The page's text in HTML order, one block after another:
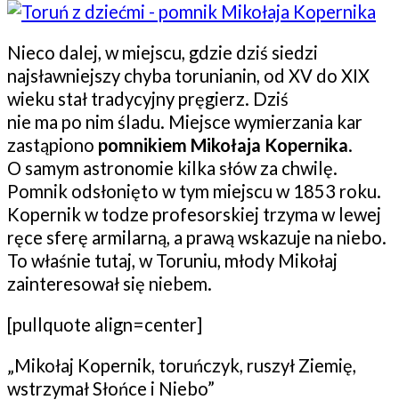
Nieco dalej, w miejscu, gdzie dziś siedzi
najsławniejszy chyba torunianin, od XV do XIX
wieku stał tradycyjny pręgierz. Dziś
nie ma po nim śladu. Miejsce wymierzania kar
zastąpiono pomnikiem Mikołaja Kopernika.
O samym astronomie kilka słów za chwilę.
Pomnik odsłonięto w tym miejscu w 1853 roku.
Kopernik w todze profesorskiej trzyma w lewej
ręce sferę armilarną, a prawą wskazuje na niebo.
To właśnie tutaj, w Toruniu, młody Mikołaj
zainteresował się niebem.
[pullquote align=center]
„Mikołaj Kopernik, toruńczyk, ruszył Ziemię,
wstrzymał Słońce i Niebo”